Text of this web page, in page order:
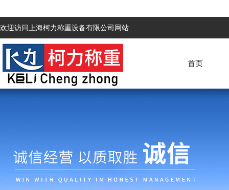
欢迎访问上海柯力称重设备有限公司网站
首页